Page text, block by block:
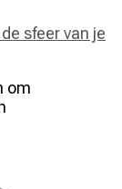
sfeer van je